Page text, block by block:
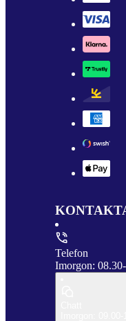
Telefon
Imorgon: